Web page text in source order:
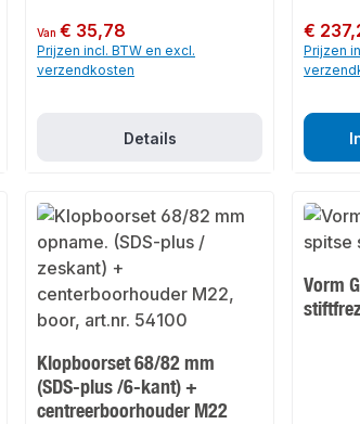
Normale prijs:
Van€ 35,78
Prijzen incl. BTW en excl.
verzendkosten
Details
Normale
€
Prijzen
Klopboorset 68/82 mm
(SDS-plus /6-kant) +
centreerboorhouder M22
Vorm